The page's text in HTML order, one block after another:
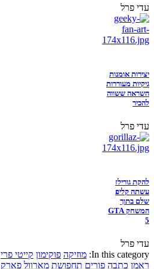
עדי פרל
יצירות אומנות
גיקיות מעוררות
השראה ששווה
להכיר
עדי פרל
להקת גורילז
עשתה קליפ
שלם בתוך
המשחק GTA
5
עדי פרל
In this category: מוזיקה פוקימון קייטי פרי
ראמן כתבה פורים תחפושת מארוול פארק